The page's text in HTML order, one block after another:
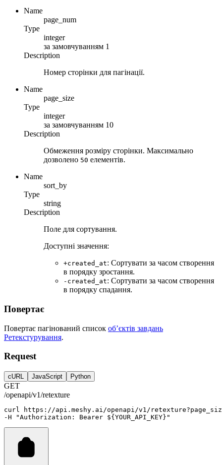
Name
page_num
Type
integer
за замовчуванням 1
Description
Номер сторінки для пагінації.
Name
page_size
Type
integer
за замовчуванням 10
Description
Обмеження розміру сторінки. Максимально
дозволено 50 елементів.
Name
sort_by
Type
string
Description
Поле для сортування.
Доступні значення:
+created_at: Сортувати за часом створення
в порядку зростання.
-created_at: Сортувати за часом створення
в порядку спадання.
Повертає
Повертає пагінований список об’єктів завдань
Ретекстурування.
Request
cURL JavaScript Python
GET
/openapi/v1/retexture
curl
https://api.meshy.ai/openapi/v1/
-H
"Authorization: Bearer ${YOUR_API_KEY}"